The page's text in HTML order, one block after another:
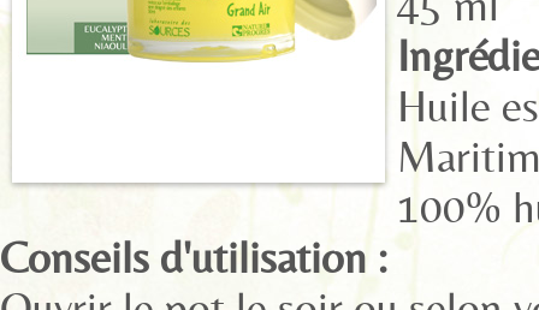
Huile
100%
Conseils d'utilisation :